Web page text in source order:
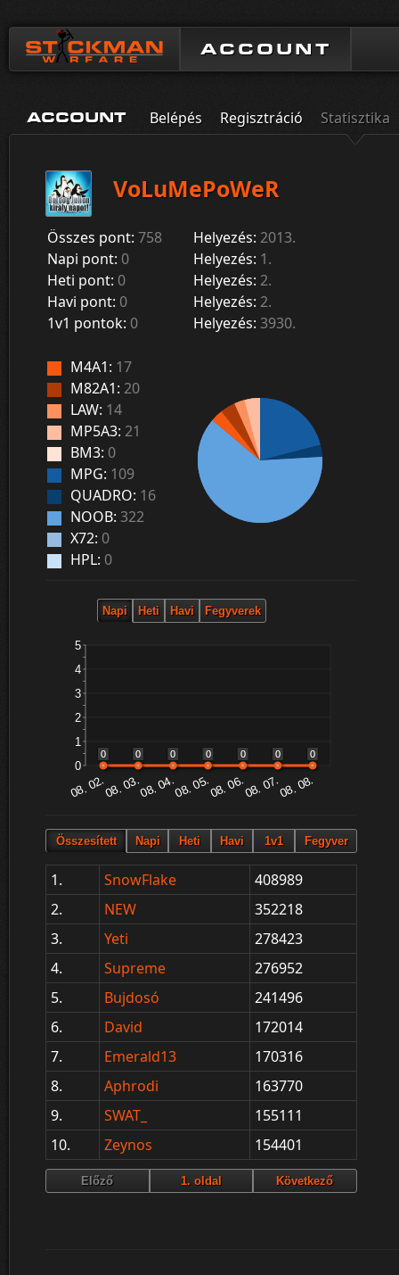
ACCOUNT
ACCOUNT Belépés Regisztráció Statisztika
VoLuMePoWeR
Összes pont: 758 Helyezés: 2013.
Napi pont: 0 Helyezés: 1.
Heti pont: 0 Helyezés: 2.
Havi pont: 0 Helyezés: 2.
1v1 pontok: 0 Helyezés: 3930.
M4A1: 17
M82A1: 20
LAW: 14
MP5A3: 21
BM3: 0
MPG: 109
QUADRO: 16
NOOB: 322
X72: 0
HPL: 0
1. SnowFlake
408989
2.
NEW
352218
3.
Yeti
278423
4.
Supreme
276952
5.
Bujdosó
241496
6.
David
172014
7.
Emerald13
170316
8.
Aphrodi
163770
9.
SWAT_
155111
10.
Zeynos 154401